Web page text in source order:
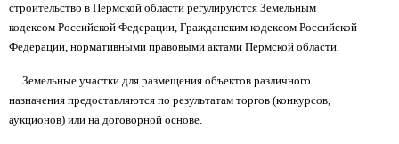
строительство в Пермской области регулируются Земельным
кодексом Российской Федерации, Гражданским кодексом Российской
Федерации, нормативными правовыми актами Пермской области.
Земельные участки для размещения объектов различного
назначения предоставляются по результатам торгов (конкурсов,
аукционов) или на договорной основе.